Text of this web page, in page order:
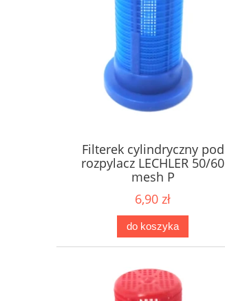
Filterek cylindryczny pod
rozpylacz LECHLER 50/60
mesh P
6,90 zł
do koszyka